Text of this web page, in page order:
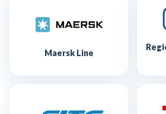
Maersk Line